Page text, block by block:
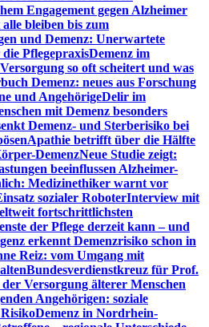
Engagement gegen Alzheimer
bleiben bis zum
und Demenz: Unerwartete
PflegepraxisDemenz im
so oft scheitert und was
Demenz: neues aus Forschung
und AngehörigeDelir im
mit Demenz besonders
Demenz- und Sterberisiko bei
Apathie betrifft über die Hälfte
DemenzNeue Studie zeigt:
beeinflussen Alzheimer-
Medizinethiker warnt vor
sozialer RoboterInterview mit
fortschrittlichsten
der Pflege derzeit kann – und
erkennt Demenzrisiko schon in
Reiz: vom Umgang mit
Bundesverdienstkreuz für Prof.
Versorgung älterer Menschen
Angehörigen: soziale
Demenz in Nordrhein-